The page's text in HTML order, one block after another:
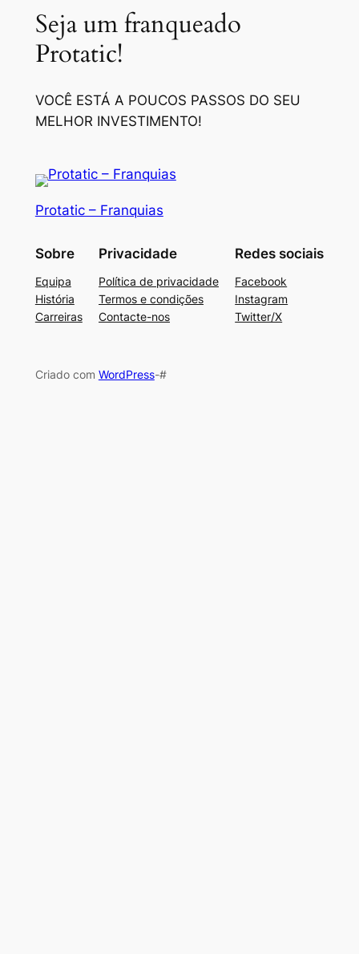
Seja um franqueado
Protatic!
VOCÊ ESTÁ A POUCOS PASSOS DO SEU
MELHOR INVESTIMENTO!
Protatic – Franquias
Sobre
Equipa
História
Carreiras
Privacidade
Política de privacidade
Termos e condições
Contacte-nos
Redes sociais
Facebook
Instagram
Twitter/X
Criado com WordPress-#